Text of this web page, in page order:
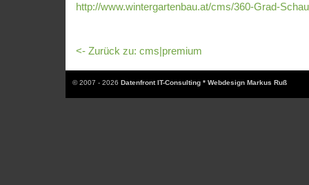
http://www.wintergartenbau.at/cms/360-Grad-
<- Zurück zu: cms|premium
© 2007 - 2026 Datenfront IT-Consulting * Webdesign Markus Ruß